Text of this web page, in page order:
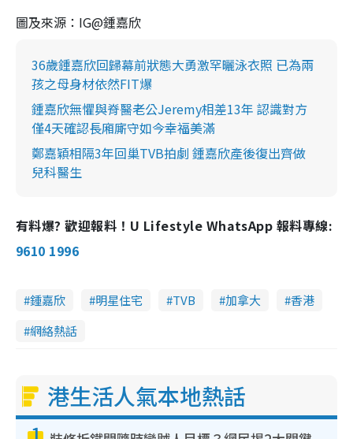
圖及來源：IG@鍾嘉欣
36歲鍾嘉欣回歸幕前狀態大勇激罕曬泳衣照 已為兩
孩之母身材依然FIT爆
鍾嘉欣無懼與脊醫老公Jeremy相差13年 認識對方
僅4天確認長廂廝守如今幸福美滿
鄭嘉穎相隔3年回巢TVB拍劇 鍾嘉欣產後復出齊做
兒科醫生
有料爆? 歡迎報料！U Lifestyle WhatsApp 報料專線:
9610 1996
鍾嘉欣 明星住宅 TVB 加拿大
香港
網絡熱話
港生活人氣本地熱話
1